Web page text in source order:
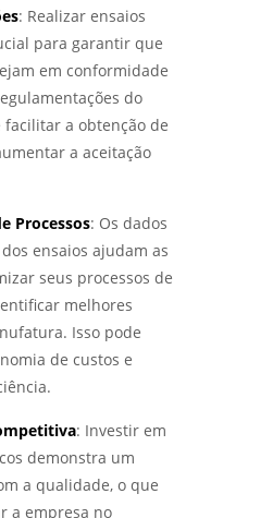
: Realizar ensaios
para garantir que
em conformidade
do
facilitar a obtenção de
a aceitação
Processos: Os dados
ensaios ajudam as
seus processos de
melhores
Isso pode
de custos e
: Investir em
demonstra um
a qualidade, o que
a empresa no